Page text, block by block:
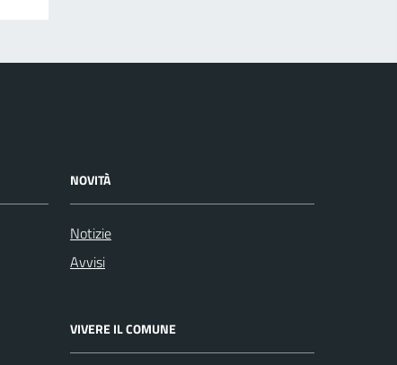
NOVITÀ
Notizie
Avvisi
VIVERE IL COMUNE